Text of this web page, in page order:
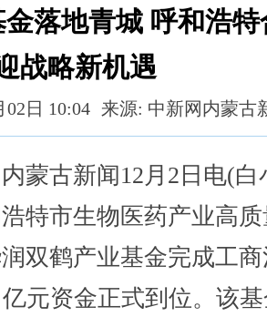
落地青城 呼和浩特
战略新机遇
02日 10:04 来源: 中新网内蒙古
古新闻12月2日电(白
特市生物医药产业高
双鹤产业基金完成工
元资金正式到位。该